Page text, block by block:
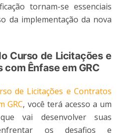
tornam-se essenciais
da implementação da nova
Curso de Licitações e
Ênfase em GRC
de Licitações e Contratos
GRC, você terá acesso a um
vai desenvolver suas
os desafios e